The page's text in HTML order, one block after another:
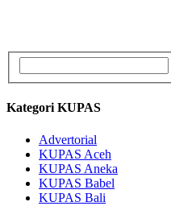
Kategori KUPAS
Advertorial
KUPAS Aceh
KUPAS Aneka
KUPAS Babel
KUPAS Bali